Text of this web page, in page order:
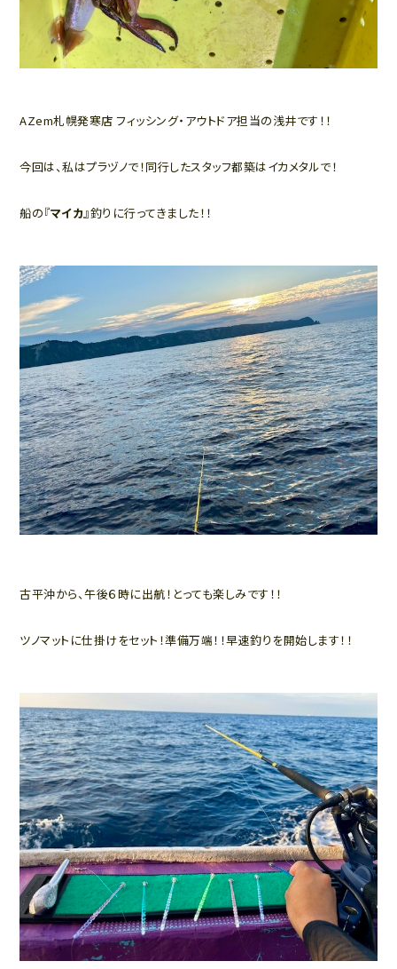
AZem札幌発寒店 フィッシング・アウトドア担当の浅井です！！
今回は、私はプラヅノで！同行したスタッフ都築はイカメタルで！
船の『マイカ』釣りに行ってきました！！
古平沖から、午後６時に出航！とっても楽しみです！！
ツノマットに仕掛けをセット！準備万端！！早速釣りを開始します！！